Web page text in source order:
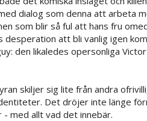
dialog som denna att arbeta
som blir så ful att hans fru
desperation att bli vanlig igen
den likaledes opersonliga Victor
skiljer sig lite från andra
Det dröjer inte länge
- med allt vad det innebär.